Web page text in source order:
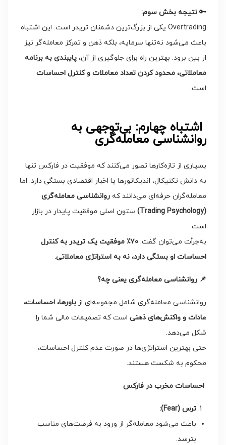
🔑 نتیجه بخش سوم:
Overtrading یکی از بزرگ‌ترین دشمنان تریدر است. این اشتباه
باعث می‌شود نه‌تنها سرمایه، بلکه ذهن و تمرکز معامله‌گر نیز
از بین برود. بهترین راه برای جلوگیری از آن، پایبندی به برنامه
معاملاتی، محدود کردن تعداد معاملات و کنترل احساسات
است.
اشتباه چهارم: بی‌توجهی به
روانشناسی معامله‌گری
بسیاری از تازه‌کارها تصور می‌کنند که موفقیت در فارکس تنها
به دانش تکنیکال، اندیکاتورها یا اخبار اقتصادی بستگی دارد. اما
معامله‌گران حرفه‌ای می‌دانند که روانشناسی معامله‌گری
(Trading Psychology)
ستون اصلی موفقیت پایدار در بازار
است.
به‌جرأت می‌توان گفت: ۷۰٪ موفقیت یک تریدر به کنترل
احساسات او بستگی دارد، نه به استراتژی معاملاتی.
📌 روانشناسی معامله‌گری یعنی چه؟
روانشناسی معامله‌گری شامل مجموعه‌ای از باورها، احساسات،
عادات و واکنش‌های ذهنی است که تصمیمات مالی شما را
شکل می‌دهد.
حتی بهترین استراتژی‌ها در صورت عدم کنترل احساسات،
محکوم به شکست هستند.
احساسات مخرب در فارکس
ترس (Fear):
باعث می‌شود معامله‌گر از ورود به فرصت‌های مناسب
بترسد.